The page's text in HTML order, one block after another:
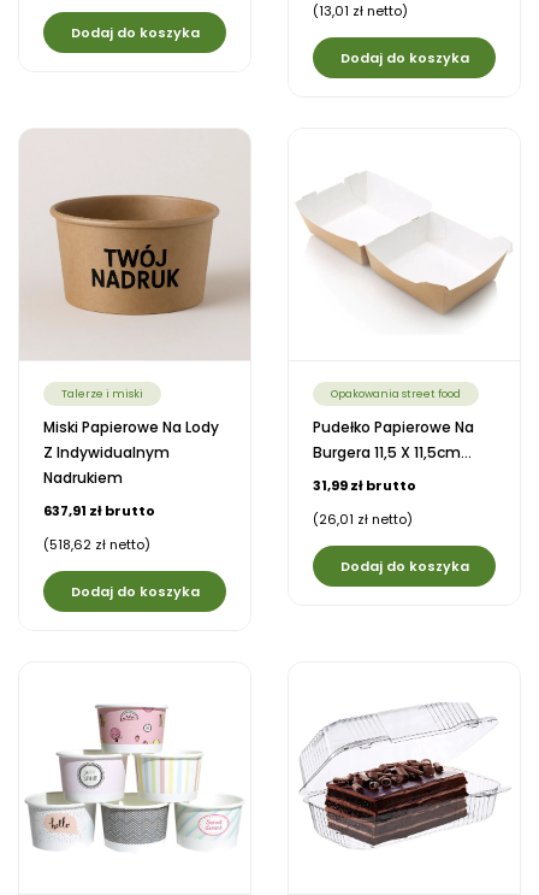
Dodaj do koszyka
(13,01 zł netto)
Dodaj do koszyka
Talerze i miski
Miski Papierowe Na Lody
Z Indywidualnym
Nadrukiem
637,91 zł brutto
(518,62 zł netto)
Dodaj do koszyka
Opakowania street food
Pudełko Papierowe Na
Burgera 11,5 X 11,5cm...
31,99 zł brutto
(26,01 zł netto)
Dodaj do koszyka